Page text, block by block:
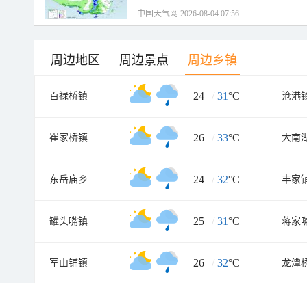
中国天气网 2026-08-04 07:56
周边地区 周边景点 周边乡镇
百禄桥镇 24 / 31°C 沧港
崔家桥镇 26 / 33°C 大南
东岳庙乡 24 / 32°C 丰家
罐头嘴镇 25 / 31°C 蒋家
军山铺镇 26 / 32°C 龙潭